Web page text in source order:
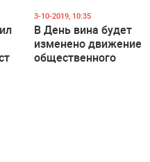
3-10-2019, 10:35
В День вина будет
изменено движение
общественного